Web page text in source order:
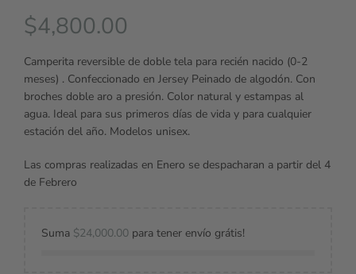
$4,800.00
Camperita reversible de doble tela para recién nacido (0-2
meses) . Confeccionado en Jersey Peinado de algodón. Con
broches doble aro a presión. Color natural y estampas al
agua. Ideal para sus primeros días de vida y para cualquier
estación del año. Modelos unisex.
Las compras realizadas en Enero se despacharan a partir del 4
de Febrero
Suma $24,000.00 para tener envío grátis!